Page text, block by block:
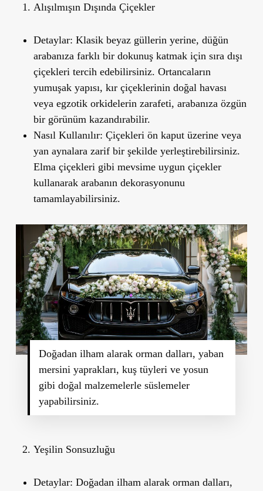
Alışılmışın Dışında Çiçekler
Detaylar: Klasik beyaz güllerin yerine, düğün
arabanıza farklı bir dokunuş katmak için sıra dışı
çiçekleri tercih edebilirsiniz. Ortancaların
yumuşak yapısı, kır çiçeklerinin doğal havası
veya egzotik orkidelerin zarafeti, arabanıza özgün
bir görünüm kazandırabilir.
Nasıl Kullanılır: Çiçekleri ön kaput üzerine veya
yan aynalara zarif bir şekilde yerleştirebilirsiniz.
Elma çiçekleri gibi mevsime uygun çiçekler
kullanarak arabanın dekorasyonunu
tamamlayabilirsiniz.
Doğadan ilham alarak orman dalları, yaban
mersini yaprakları, kuş tüyleri ve yosun
gibi doğal malzemelerle süslemeler
yapabilirsiniz.
Yeşilin Sonsuzluğu
Detaylar: Doğadan ilham alarak orman dalları,